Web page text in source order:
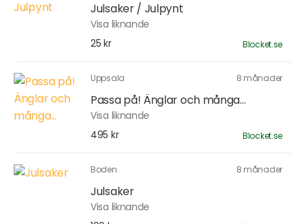
Julsaker / Julpynt
Visa liknande
25 kr
Blocket.se
Uppsala 8 månader
Passa på! Änglar och många...
Visa liknande
495 kr
Blocket.se
Boden 8 månader
Julsaker
Visa liknande